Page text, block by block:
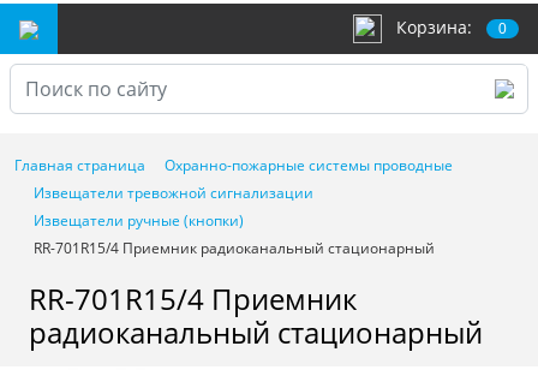
Корзина: 0
Главная страница
Охранно-пожарные системы проводные
Извещатели тревожной сигнализации
Извещатели ручные (кнопки)
RR-701R15/4 Приемник радиоканальный стационарный
RR-701R15/4 Приемник
радиоканальный стационарный